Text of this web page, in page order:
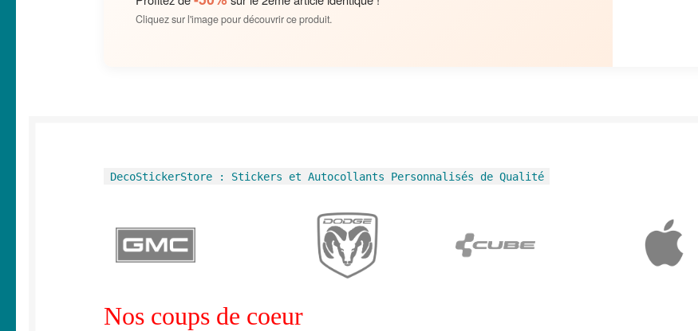
Cliquez sur l'image pour découvrir ce produit.
DecoStickerStore : Stickers et Autocollants Personnalisés de Qualité
Nos coups de coeur